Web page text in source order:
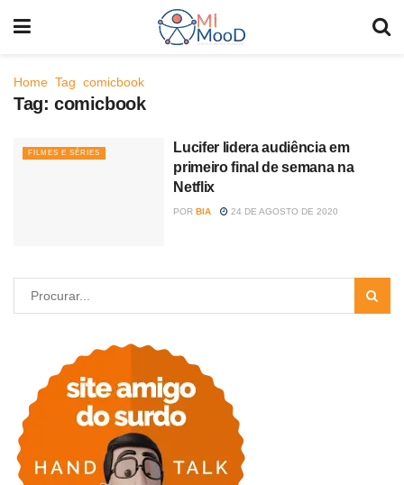
Home Tag comicbook
Tag: comicbook
FILMES E SÉRIES
Lucifer lidera audiência em
primeiro final de semana na
Netflix
POR BIA 24 DE AGOSTO DE 2020